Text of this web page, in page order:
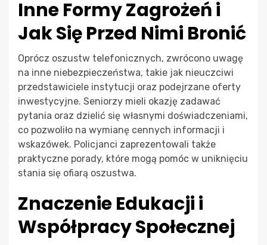
Inne Formy Zagrożeń i
Jak Się Przed Nimi Bronić
Oprócz oszustw telefonicznych, zwrócono uwagę
na inne niebezpieczeństwa, takie jak nieuczciwi
przedstawiciele instytucji oraz podejrzane oferty
inwestycyjne. Seniorzy mieli okazję zadawać
pytania oraz dzielić się własnymi doświadczeniami,
co pozwoliło na wymianę cennych informacji i
wskazówek. Policjanci zaprezentowali także
praktyczne porady, które mogą pomóc w uniknięciu
stania się ofiarą oszustwa.
Znaczenie Edukacji i
Współpracy Społecznej